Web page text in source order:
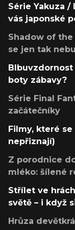
Série Yakuza /
vás japonské
Shadow of
se jen tak
Blbuvzdornost
boty zábavy?
Série Final
začátečníky
Filmy, které
nepřiznají)
Z porodnice
mléko: šílené
Střílet ve
světě – i když
Hrůza